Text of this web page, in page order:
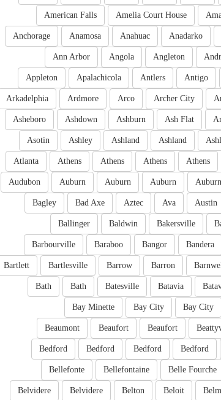
Amelia Court House
American Falls
Anadarko
Anahuac
Anamosa
Anchorage
Angleton
Angola
Ann Arbor
Antigo
Antlers
Apalachicola
Appleton
Archer City
Arco
Ardmore
Arkadelphia
Ash Flat
Ashburn
Ashdown
Asheboro
Ashland
Ashland
Ashley
Asotin
Athens
Athens
Athens
Athens
Atlanta
Auburn
Auburn
Auburn
Auburn
Audubon
Austin
Ava
Aztec
Bad Axe
Bagley
Bakersville
Baldwin
Ballinger
Bandera
Bangor
Baraboo
Barbourville
Barron
Barrow
Bartlesville
Bartlett
Batavia
Batesville
Bath
Bath
Bay City
Bay City
Bay Minette
Beaufort
Beaufort
Beaumont
Bedford
Bedford
Bedford
Bedford
Belle Fourche
Bellefontaine
Bellefonte
Beloit
Belton
Belvidere
Belvidere